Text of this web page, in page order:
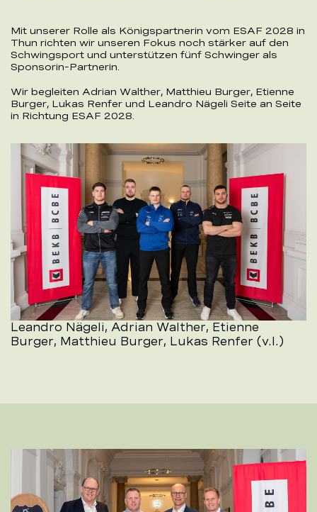
Mit unserer Rolle als Königspartnerin vom ESAF 2028 in
Thun richten wir unseren Fokus noch stärker auf den
Schwingsport und unterstützen fünf Schwinger als
Sponsorin-Partnerin.
Wir begleiten Adrian Walther, Matthieu Burger, Etienne
Burger, Lukas Renfer und Leandro Nägeli Seite an Seite
in Richtung ESAF 2028.
Leandro Nägeli, Adrian Walther, Etienne
Burger, Matthieu Burger, Lukas Renfer (v.l.)